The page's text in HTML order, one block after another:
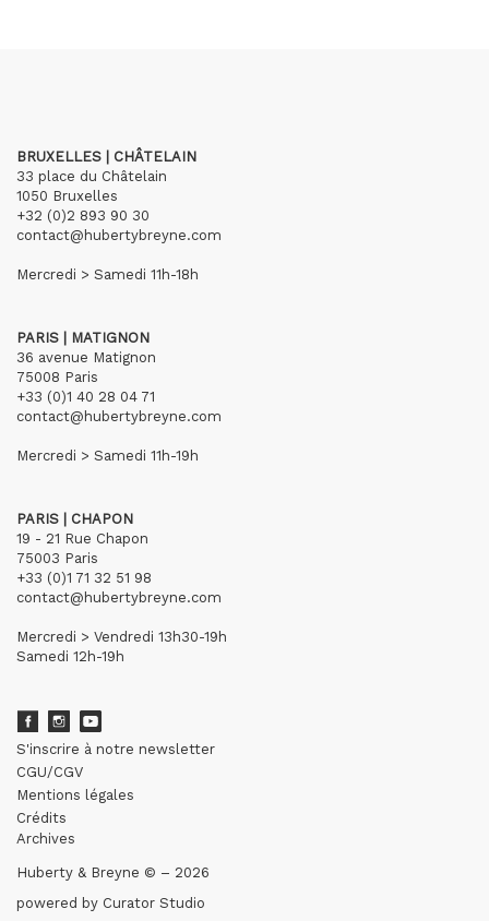
BRUXELLES | CHÂTELAIN
33 place du Châtelain
1050 Bruxelles
+32 (0)2 893 90 30
contact@hubertybreyne.com
Mercredi > Samedi 11h-18h
PARIS | MATIGNON
36 avenue Matignon
75008 Paris
+33 (0)1 40 28 04 71
contact@hubertybreyne.com
Mercredi > Samedi 11h-19h
PARIS | CHAPON
19 - 21 Rue Chapon
75003 Paris
+33 (0)1 71 32 51 98
contact@hubertybreyne.com
Mercredi > Vendredi 13h30-19h
Samedi 12h-19h
S'inscrire à notre newsletter
CGU/CGV
Mentions légales
Crédits
Archives
Huberty & Breyne © – 2026
powered by Curator Studio